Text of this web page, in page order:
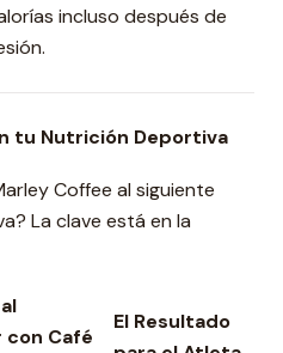
incluso después de
tu Nutrición Deportiva
Coffee al siguiente
La clave está en la
con Café
El Resultado